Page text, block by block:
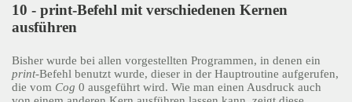
10 - print-Befehl mit verschiedenen Kernen
ausführen
Bisher wurde bei allen vorgestellten Programmen, in denen ein
print-Befehl benutzt wurde, dieser in der Hauptroutine aufgerufen,
die vom Cog 0 ausgeführt wird. Wie man einen Ausdruck auch